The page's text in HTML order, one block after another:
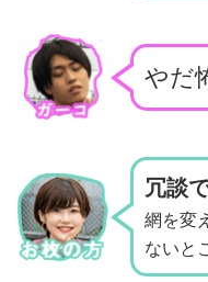
やだ
冗談
網を変
ないと